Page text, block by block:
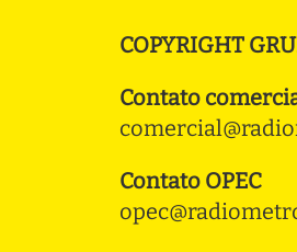
COPYRIGHT
Contato
Contato OPEC